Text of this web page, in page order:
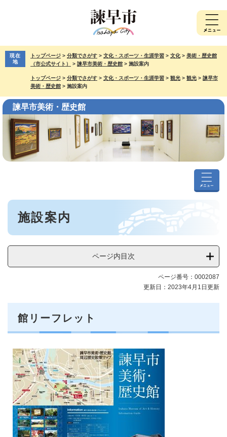
先
で
を
ば
本
現在
地
トップページ > 分類でさがす > 文化・スポーツ・生涯学習 > 文化 > 美術・歴史館
（市公式サイト）
> 諫早市美術・歴史館 > 施設案内
トップページ > 分類でさがす > 文化・スポーツ・生涯学習 > 観光 > 観光 > 諫早市
美術・歴史館 > 施設案内
諫早市美術・歴史館
諫
ニ
ュ
ー
本
施設案内
ページ内目次
ページ番号：0002087
更新日：2023年4月1日更新
館リーフレット